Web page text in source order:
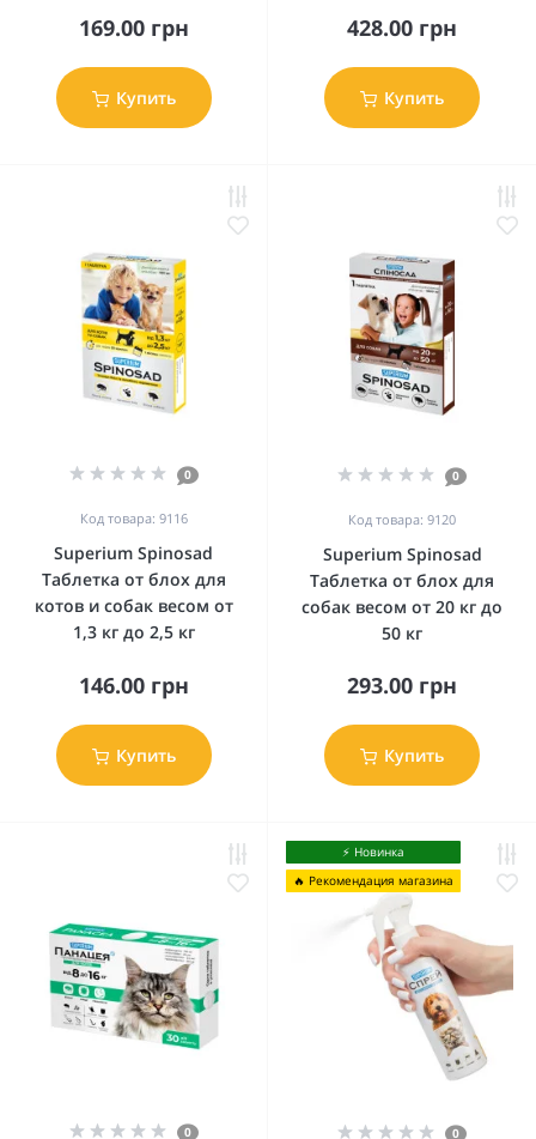
169.00 грн
Купить
428.00 грн
Купить
0
Код товара: 9116
Superium Spinosad
Таблетка от блох для
котов и собак весом от
1,3 кг до 2,5 кг
146.00 грн
Купить
0
Код товара: 9120
Superium Spinosad
Таблетка от блох для
собак весом от 20 кг до
50 кг
293.00 грн
Купить
0
⚡️ Новинка
🔥 Рекомендация магазина
0